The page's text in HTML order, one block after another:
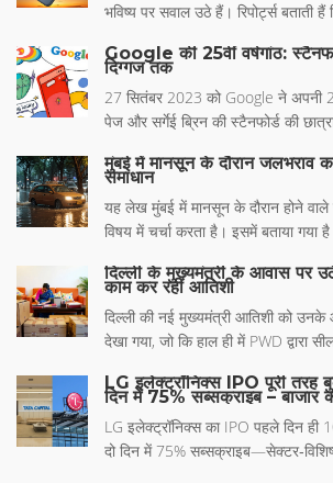
भविष्य पर सवाल उठे हैं। रिपोर्ट्स बताती हैं
Google की 25वीं वर्षगांठ:
दिग्गज तक
27 सितंबर 2023 को Google ने अपनी
पेज और सर्गेई ब्रिन की स्टैनफोर्ड की
गई है। खोज से लेकर Maps, YouTube
मोड़ पर नवाचार किया है।
मुंबई में मानसून के दौरान जलभराव
समाधान
यह लेख मुंबई में मानसून के दौरान होने
विषय में चर्चा करता है। इसमें बताया गया
जिससे जलभराव की समस्या उत्पन्न होती
अर्बनाइजेशन, कंस्ट्रक्शन तथा खराब
को बढ़ाते हैं।
दिल्ली के मुख्यमंत्री के आवास पर
काम कर रहीं आतिशी
दिल्ली की नई मुख्यमंत्री आतिशी को
देखा गया, जो कि हाल ही में PWD द्वारा
है? कई राजनीतिक आरोप-प्रत्यारोप के बीच
कि क्या सीएम आतिशी को उचित रूप से
जानिए कैसे इस घटना ने दिल्ली की
LG इलेक्ट्रॉनिक्स IPO पूरी तरह
दिन में 75% सब्सक्राइब – बाजार
LG इलेक्ट्रॉनिक्स का IPO पहले दिन ही
दो दिन में 75%